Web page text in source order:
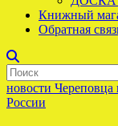
Книжный
Обратная
новости
России